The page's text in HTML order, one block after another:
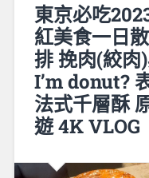
東京必吃
紅美食一日
排 挽肉(絞肉
I’m donut?
法式千層酥
遊 4K VLOG